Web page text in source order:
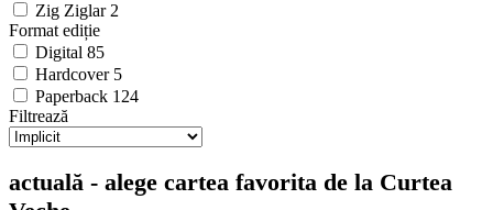
Zig Ziglar 2
Format ediție
Digital 85
Hardcover 5
Paperback 124
Filtrează
actuală - alege cartea favorita de la Curtea